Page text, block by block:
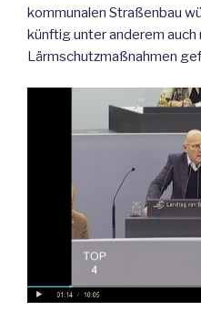
kommunalen Straßenbau
künftig unter anderem auch
Lärmschutzmaßnahmen